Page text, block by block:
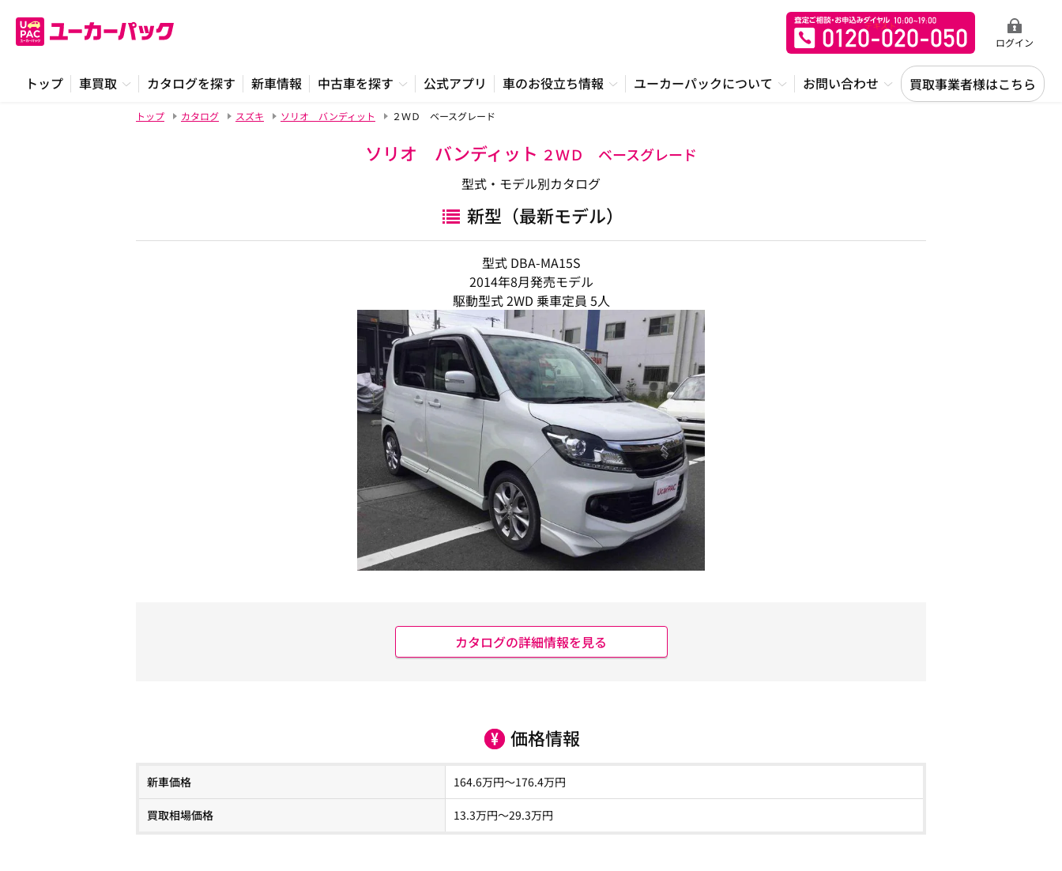
ログイン
トップ 車買取 カタログを探す 新車情報 中古車を探す 公式アプリ 車のお役立ち情報 ユーカーパックについて お問い合わせ 買取事業者様はこちら
トップ カタログ スズキ ソリオ バンディット ２ＷＤ ベースグレード
ソリオ バンディット ２ＷＤ ベースグレード
型式・モデル別カタログ
新型（最新モデル）
型式 DBA-MA15S
2014年8月発売モデル
駆動型式 2WD 乗車定員 5人
カタログの詳細情報を見る
価格情報
新車価格 164.6万円～176.4万円
買取相場価格 13.3万円〜29.3万円